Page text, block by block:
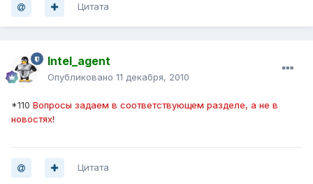
Цитата
Intel_agent
Опубликовано 11 декабря, 2010
*110 Вопросы задаем в соответствующем разделе, а не в
новостях!
Цитата